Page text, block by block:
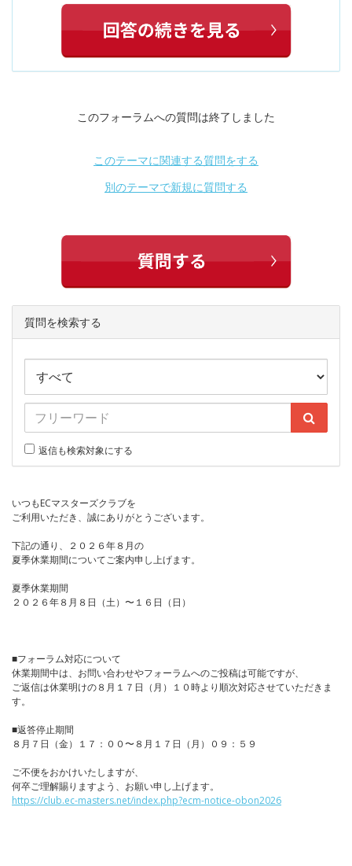
このフォーラムへの質問は終了しました
このテーマに関連する質問をする
別のテーマで新規に質問する
質問を検索する
返信も検索対象にする
いつもECマスターズクラブを
ご利用いただき、誠にありがとうございます。
下記の通り、２０２６年８月の
夏季休業期間についてご案内申し上げます。
夏季休業期間
２０２６年８月８日（土）〜１６日（日）
■フォーラム対応について
休業期間中は、お問い合わせやフォーラムへのご投稿は可能ですが、
ご返信は休業明けの８月１７日（月）１０時より順次対応させていただきま
す。
■返答停止期間
８月７日（金）１７：００〜８月１７日（月）０９：５９
ご不便をおかけいたしますが、
何卒ご理解賜りますよう、お願い申し上げます。
https://club.ec-masters.net/index.php?ecm-notice-obon2026